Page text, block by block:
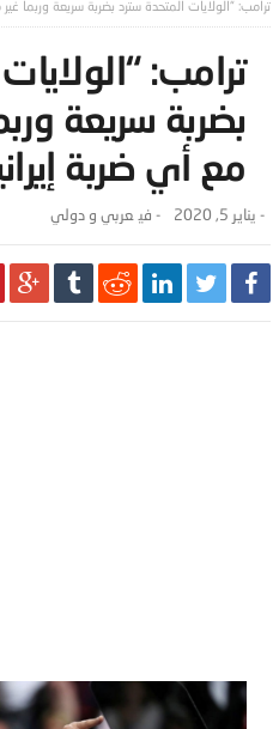
ترامب: “الولايات المتحدة سترد بضربة سريعة وربما
ترامب:
بضربة سريعة
مع أي ضربة
- يناير 5, 2020 - ‎في عربي و دولي